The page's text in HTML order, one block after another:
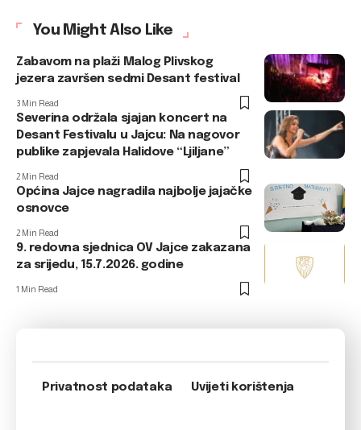
You Might Also Like
Zabavom na plaži Malog Plivskog
jezera završen sedmi Desant festival
3 Min Read
Severina održala sjajan koncert na
Desant Festivalu u Jajcu: Na nagovor
publike zapjevala Halidove “Ljiljane”
2 Min Read
Općina Jajce nagradila najbolje jajačke
osnovce
2 Min Read
9. redovna sjednica OV Jajce zakazana
za srijedu, 15.7.2026. godine
1 Min Read
Privatnost podataka Uvijeti korištenja